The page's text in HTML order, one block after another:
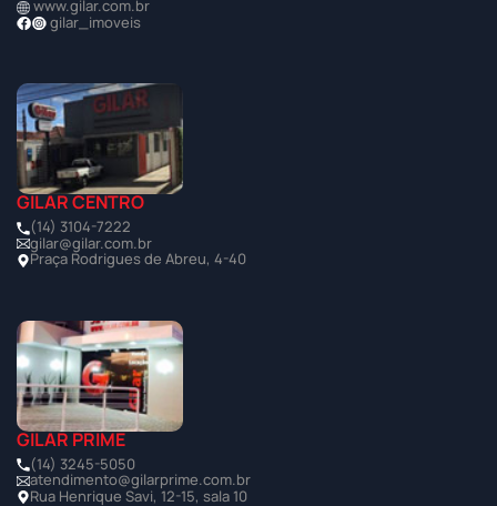
www.gilar.com.br
gilar_imoveis
GILAR CENTRO
(14) 3104-7222
gilar@gilar.com.br
Praça Rodrigues de Abreu, 4-40
GILAR PRIME
(14) 3245-5050
atendimento@gilarprime.com.br
Rua Henrique Savi, 12-15, sala 10